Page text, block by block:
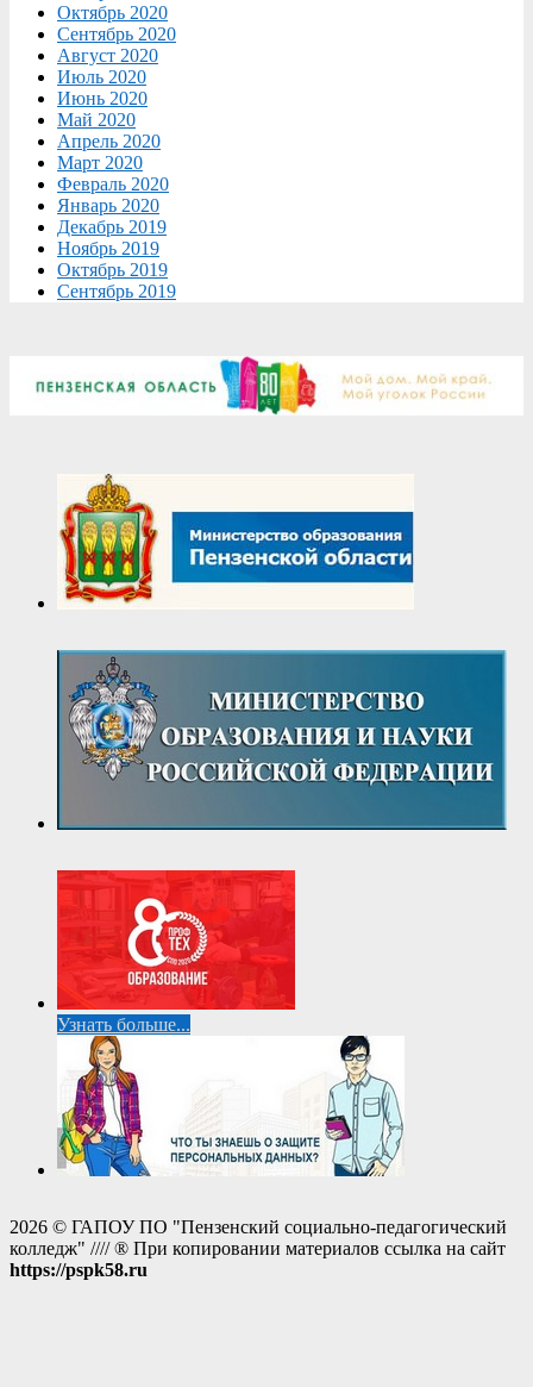
Октябрь 2020
Сентябрь 2020
Август 2020
Июль 2020
Июнь 2020
Май 2020
Апрель 2020
Март 2020
Февраль 2020
Январь 2020
Декабрь 2019
Ноябрь 2019
Октябрь 2019
Сентябрь 2019
Узнать больше...
2026 © ГАПОУ ПО "Пензенский социально-педагогический
колледж" //// ® При копировании материалов ссылка на сайт
https://pspk58.ru